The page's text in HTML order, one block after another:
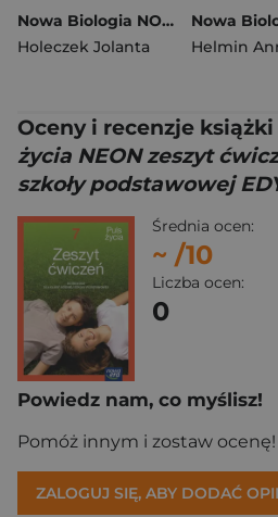
Nowa Biologia NOWA BIOLOGIA NA CZASIE podręcznik część 3 zakres podstawowy EDYCJA 2026
Holeczek Jolanta
Helmin
Oceny i recenzje książki
życia NEON zeszyt
szkoły podstawowej
Średnia ocen:
~ /10
Liczba ocen:
0
Powiedz nam, co myślisz!
Pomóż innym i zostaw ocenę!
ZALOGUJ SIĘ, ABY DODAĆ